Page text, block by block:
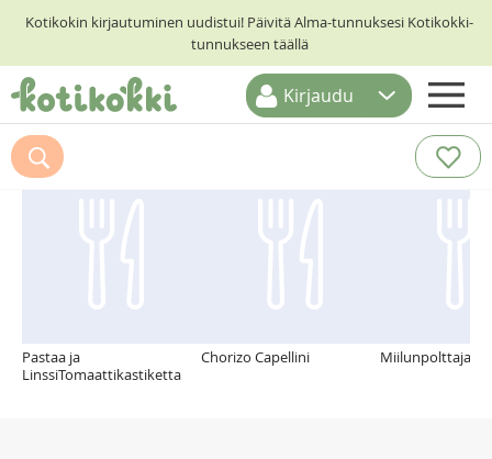
Kotikokin kirjautuminen uudistui! Päivitä Alma-tunnuksesi Kotikokki-
tunnukseen täällä
ETUSIVU
RESEPTIHAKU
Kirjaudu
Suosittelemme myös
Pastaa ja
LinssiTomaattikastiketta
Chorizo Capellini Miilunpolttajan